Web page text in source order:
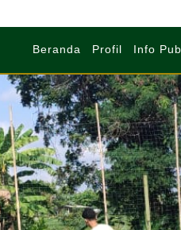
Beranda Profil Info